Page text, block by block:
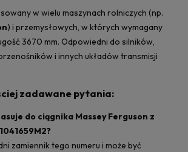
w wielu maszynach rolniczych (np.
) i przemysłowych, w których wymagany
3670 mm. Odpowiedni do silników,
i innych układów transmisji
zadawane pytania:
do ciągnika Massey Ferguson z
zamiennik tego numeru i może być